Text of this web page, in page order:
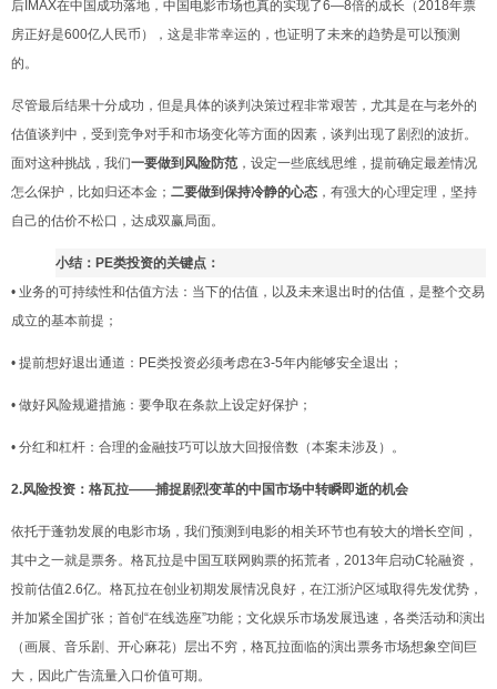
后IMAX在中国成功落地，中国电影市场也真的实现了6—8倍的成长（2018年票
房正好是600亿人民币），这是非常幸运的，也证明了未来的趋势是可以预测
的。
尽管最后结果十分成功，但是具体的谈判决策过程非常艰苦，尤其是在与老外的
估值谈判中，受到竞争对手和市场变化等方面的因素，谈判出现了剧烈的波折。
面对这种挑战，我们一要做到风险防范 ，设定一些底线思维，提前确定最差情况
怎么保护，比如归还本金 ； 二要做到保持冷静的心态 ，有强大的心理定理， 坚持
自己的估价不松口，达成双赢局面。
小结：PE类投资的关键点：
• 业务的可持续性和估值方法：当下的估值，以及未来退出时的估值，是整个交易
成立的基本前提；
• 提前想好退出通道：PE类投资必须考虑在3-5年内能够安全退出；
• 做好风险规避措施：要争取在条款上设定好保护；
• 分红和杠杆：合理的金融技巧可以放大回报倍数（本案未涉及）。
2.风险投资：格瓦拉——捕捉剧烈变革的中国市场中转瞬即逝的机会
依托于蓬勃发展的电影市场，我们预测到电影的相关环节也有较大的增长空间，
其中之一就是票务。格瓦拉是中国互联网购票的拓荒者，2013年启动C轮融资，
投前估值2.6亿。格瓦拉在创业初期发展情况良好，在江浙沪区域取得先发优势，
并加紧全国扩张；首创“在线选座”功能；文化娱乐市场发展迅速，各类活动和演出
（画展、音乐剧、开心麻花）层出不穷，格瓦拉面临的演出票务市场想象空间巨
大，因此广告流量入口价值可期。